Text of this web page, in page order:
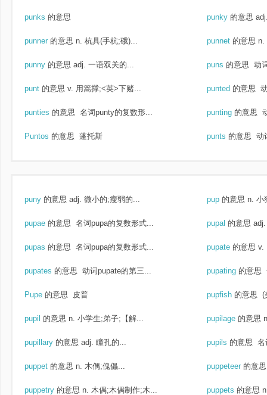
punks 的意思 punky 的意思
punner 的意思 n. 杭具(手杭;硪)... punnet 的意思 n.
punny 的意思 adj. 一语双关的... puns 的意思 动
punt 的意思 v. 用篙撑;<英>下赌... punted 的意思
punties 的意思 名词punty的复数形... punting 的意思
Puntos 的意思 蓬托斯 punts 的意思 动
puny 的意思 adj. 微小的;瘦弱的... pup 的意思 n. 小
pupae 的意思 名词pupa的复数形式... pupal 的意思
pupas 的意思 名词pupa的复数形式... pupate 的意思 v.
pupates 的意思 动词pupate的第三... pupating 的意思
Pupe 的意思 皮普 pupfish 的意思 (
pupil 的意思 n. 小学生;弟子;【解... pupilage 的意思
pupillary 的意思 adj. 瞳孔的... pupils 的意思 名
puppet 的意思 n. 木偶;傀儡... puppeteer 的意思
puppetry 的意思 n. 木偶;木偶制作;木... puppets 的意思